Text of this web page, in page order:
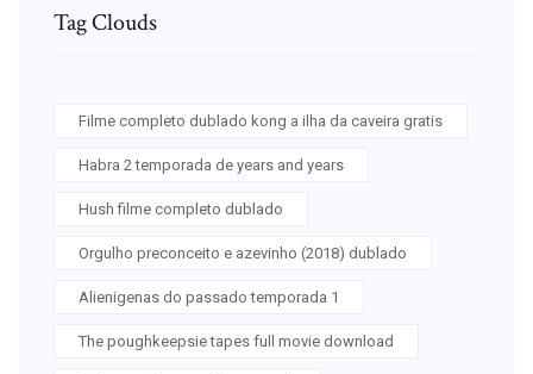
Tag Clouds
Filme completo dublado kong a ilha da caveira gratis
Habra 2 temporada de years and years
Hush filme completo dublado
Orgulho preconceito e azevinho (2018) dublado
Alienigenas do passado temporada 1
The poughkeepsie tapes full movie download